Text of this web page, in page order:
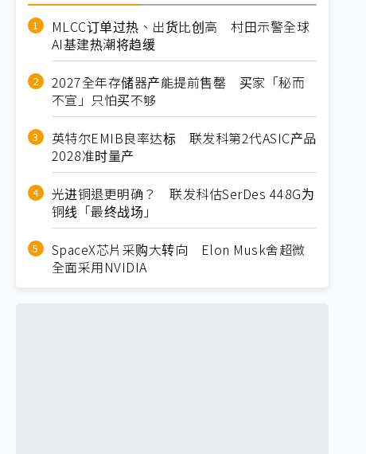
MLCC订单过热、出货比创高 村田示警全球
AI基建热潮将趋缓
2027全年存储器产能提前售罄 买家「秘而
不宣」只怕买不够
英特尔EMIB良率达标 联发科第2代ASIC产品
2028准时量产
光进铜退更明确？ 联发科估SerDes 448G为
铜线「最终战场」
SpaceX芯片采购大转向 Elon Musk舍超微
全面采用NVIDIA